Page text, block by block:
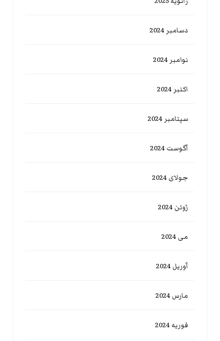
دسامبر 2024
نوامبر 2024
اکتبر 2024
سپتامبر 2024
آگوست 2024
جولای 2024
ژوئن 2024
می 2024
آوریل 2024
مارس 2024
فوریه 2024